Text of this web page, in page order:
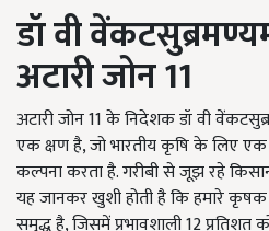
डॉ वी
अटारी जोन 11
अटारी जोन 11 के निदेशक डॉ वी
एक क्षण है, जो भारतीय कृषि के लिए एक
कल्पना करता है. गरीबी से जूझ रहे
यह जानकर खुशी होती है कि हमारे
समृद्ध है, जिसमें प्रभावशाली 12